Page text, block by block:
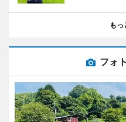
もっ
フォ